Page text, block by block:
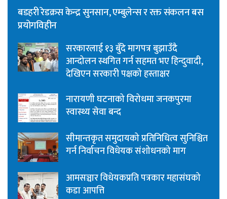
बडहरी रेडक्रस केन्द्र सुनसान, एम्बुलेन्स र रक्त संकलन बस
प्रयोगविहीन
सरकारलाई १३ बुँदे मागपत्र बुझाउँदै
आन्दोलन स्थगित गर्न सहमत भए हिन्दुवादी,
देखिएन सरकारी पक्षको हस्ताक्षर
नारायणी घटनाको विरोधमा जनकपुरमा
स्वास्थ्य सेवा बन्द
सीमान्तकृत समुदायको प्रतिनिधित्व सुनिश्चित
गर्न निर्वाचन विधेयक संशोधनको माग
आमसञ्चार विधेयकप्रति पत्रकार महासंघको
कडा आपत्ति